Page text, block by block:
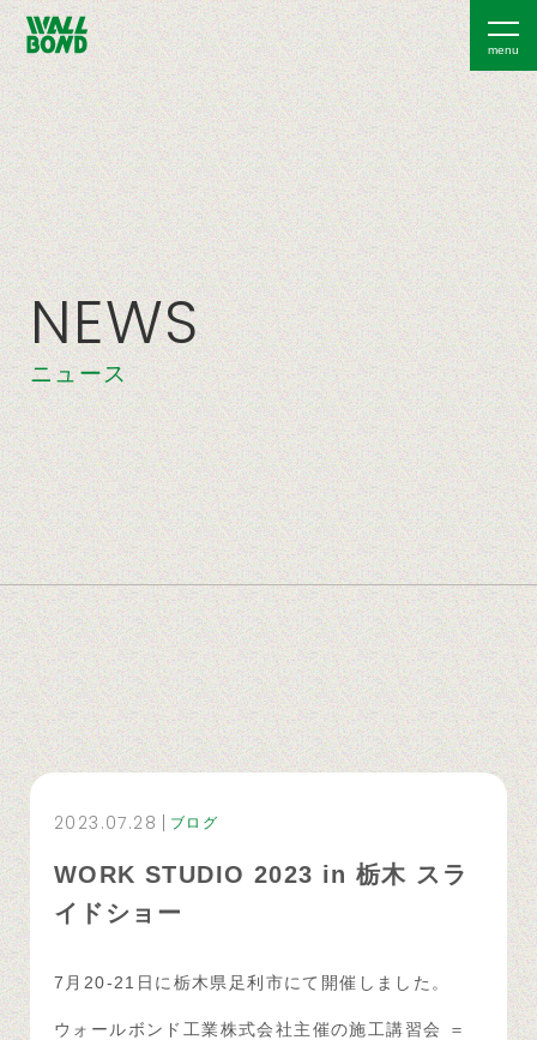
NEWS
ニュース
2023.07.28 ブログ
WORK STUDIO 2023 in 栃木 スラ
イドショー
7月20-21日に栃木県足利市にて開催しました。
ウォールボンド工業株式会社主催の施工講習会 ＝